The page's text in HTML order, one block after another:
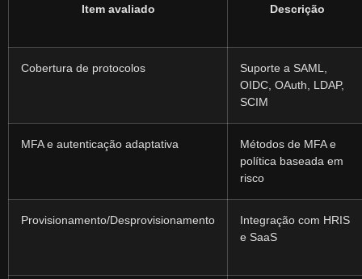
Item avaliado Descrição
Cobertura de protocolos
Suporte a SAML,
OIDC, OAuth, LDAP,
SCIM
MFA e autenticação adaptativa
Métodos de MFA e
política baseada em
risco
Provisionamento/Desprovisionamento
Integração com HRIS
e SaaS